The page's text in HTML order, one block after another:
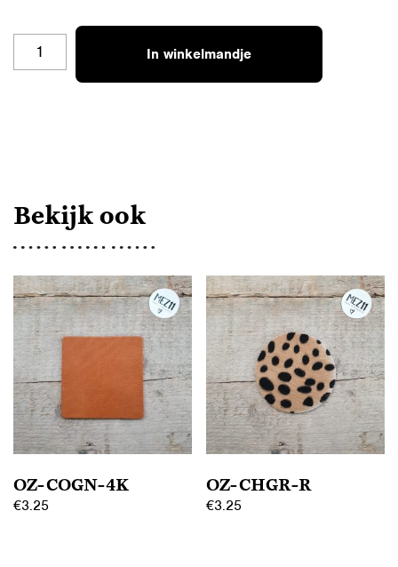
In winkelmandje
Bekijk ook
OZ-COGN-4K
€3.25
OZ-CHGR-R
€3.25